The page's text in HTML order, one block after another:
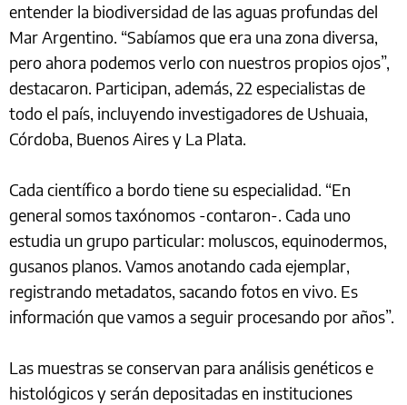
entender la biodiversidad de las aguas profundas del
Mar Argentino. “Sabíamos que era una zona diversa,
pero ahora podemos verlo con nuestros propios ojos”,
destacaron. Participan, además, 22 especialistas de
todo el país, incluyendo investigadores de Ushuaia,
Córdoba, Buenos Aires y La Plata.
Cada científico a bordo tiene su especialidad. “En
general somos taxónomos -contaron-. Cada uno
estudia un grupo particular: moluscos, equinodermos,
gusanos planos. Vamos anotando cada ejemplar,
registrando metadatos, sacando fotos en vivo. Es
información que vamos a seguir procesando por años”.
Las muestras se conservan para análisis genéticos e
histológicos y serán depositadas en instituciones